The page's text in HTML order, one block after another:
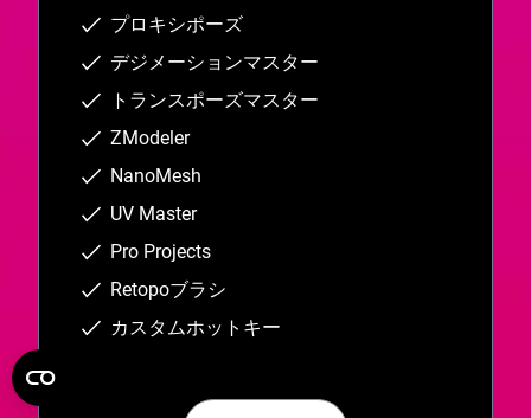
プロキシポーズ
デジメーションマスター
トランスポーズマスター
ZModeler
NanoMesh
UV Master
Pro Projects
Retopoブラシ
カスタムホットキー